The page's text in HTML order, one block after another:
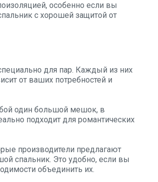
особенно если вы
с хорошей защитой от
для пар. Каждый из них
от ваших потребностей и
один большой мешок, в
подходит для романтических
производители предлагают
спальник. Это удобно, если вы
объединить их.